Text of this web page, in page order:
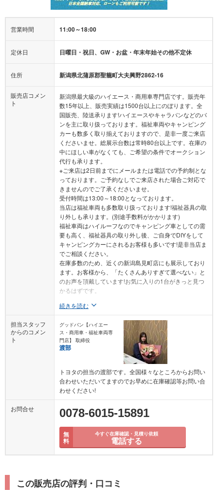
営業時間 11:00～18:00
定休日 日曜日・祝日、GW・お盆・年末年始その他不定休
住所 新潟県北蒲原郡聖籠町大夫興野2862-16
販売店コメン
ト
新潟県最大級のハイエース・商用車専門店です。販売年
数15年以上、販売実績は1500台以上にのぼります。全
国販売、陸送承ります!ハイエースやキャラバンなどのバ
ンを主に取り扱っております。福祉車両やキャンピング
カーも数多く取り揃えておりますので、是非一度ご来店
くださいませ。総展示台数は常時80台以上です。在庫の
中にほしい車がなくても、ご希望の条件でオークション
代行も承ります。
※ご来店は2日前までにメールまたは電話での予約制とな
っております。ご予約なしでご来店された場合ご対応で
きませんのでご了承くださいませ。
受付時間は13:00～18:00となっております。
当店は福祉車両も多数取り扱っております!福祉器具の取
り外しも承ります。(別途手数料がかかります)
福祉車両はハイルーフなのでキャンピング車としての需
要も高く、福祉器具の取り外し後、ご自身でDIYをして
キャンピングカーにされるお客様も多いです!是非当店ま
でご相談ください。
在庫多数のため、近くの新潟島見町店にも展示しており
ます。お客様から、「たくさんありすぎて選べない」と
のお声を頂戴しています!お気に入りの1台がきっと見つ
かるはずです。
続きを読む
担当スタッフ
からのコメン
ト
グッドバン【ハイエー
ス・商用車・福祉車両専
門店】 取締役
渡部
トヨタの担当の渡部です。全国様々なところからお問い
合わせいただいてますのでお早めに在庫確認等お問い合
わせください!
お問合せ 0078-6015-15891
無
料
今すぐ在庫確認・見積り依頼
電話する
この販売店の評判・口コミ